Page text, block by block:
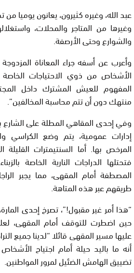
عبد الله، وغيره كثيرون، يعانون يوميا
وغيرها من المتاجر والمحلات،
والشوارع وحتى الأرصفة.
وأعرب عن أسفه جراء المعاناة
الأشخاص من ذوي الاحتياجات الخاصة
المفهوم للعيش المشترك داخل
منتهك دون أن تتم محاسبة المخالفين”.
وفي إحدى المقاهي المطلة على
إدارات عمومية، يتم وضع الكراسي
المرخص بها. أما السنتيمترات
فتحتلها الدراجات النارية الخاصة
المصطفة أمام المقهى، مما يجبر
طريقهم عبر هذه المتاهة.
“هذا أمر غير مقبول!”، تصرخ إحدى
حين اضطرت للتوقف أمام المقهى،
عليها مسير المقهى قائلا “لدينا جميع
أنه ما باليد حيلة أمام اجتياح
تضييق الهامش الضئيل لمرور المواطنين.